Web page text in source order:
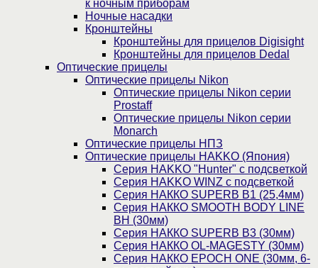
к ночным приборам
Ночные насадки
Кронштейны
Кронштейны для прицелов Digisight
Кронштейны для прицелов Dedal
Оптические прицелы
Оптические прицелы Nikon
Оптические прицелы Nikon серии
Prostaff
Оптические прицелы Nikon серии
Monarch
Оптические прицелы НПЗ
Оптические прицелы HAKKO (Япония)
Cерия HAKKO "Hunter" с подсветкой
Серия НAKKO WINZ с подсветкой
Серия НАККО SUPERB B1 (25,4мм)
Серия НАККО SMOOTH BODY LINE
BH (30мм)
Серия НАККО SUPERB B3 (30мм)
Серия НАККО OL-MAGESTY (30мм)
Серия НАККО EPOCH ONE (30мм, 6-